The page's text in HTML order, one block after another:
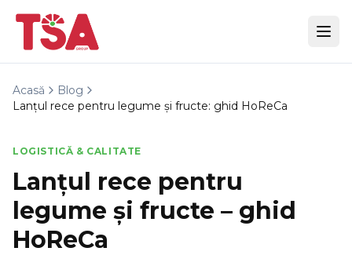
Acasă
Blog
Lanțul rece pentru legume și fructe: ghid HoReCa
LOGISTICĂ & CALITATE
Lanțul rece pentru
legume și fructe – ghid
HoReCa